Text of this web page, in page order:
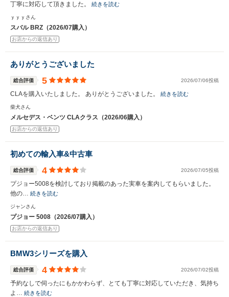
丁寧に対応して頂きました。 続きを読む
ｙｙｙさん
スバル BRZ（2026/07購入）
お店からの返信あり
ありがとうございました
総合評価 5 2026/07/06投稿
CLAを購入いたしました。 ありがとうございました。 続きを読む
柴犬さん
メルセデス・ベンツ CLAクラス（2026/06購入）
お店からの返信あり
初めての輸入車&中古車
総合評価 4 2026/07/05投稿
プジョー5008を検討しており掲載のあった実車を案内してもらいました。
他の… 続きを読む
ジャンさん
プジョー 5008（2026/07購入）
お店からの返信あり
BMW3シリーズを購入
総合評価 4 2026/07/02投稿
予約なしで伺ったにもかかわらず、とても丁寧に対応していただき、気持ち
よ… 続きを読む